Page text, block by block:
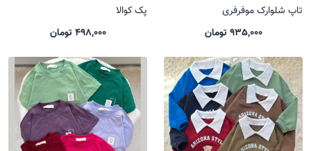
تاپ شلوارک موفرفری
935,000 تومان
پک کوالا
498,000 تومان